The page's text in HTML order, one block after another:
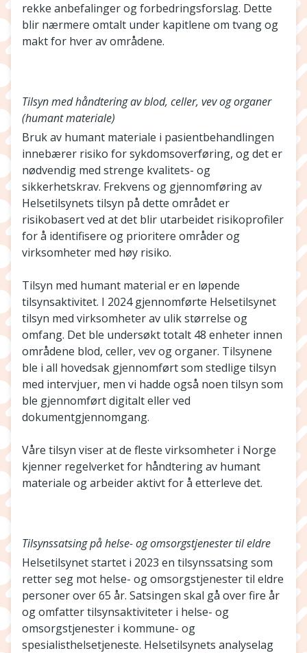
rekke anbefalinger og forbedringsforslag. Dette
blir nærmere omtalt under kapitlene om tvang og
makt for hver av områdene.
Tilsyn med håndtering av blod, celler, vev og organer
(humant materiale)
Bruk av humant materiale i pasientbehandlingen
innebærer risiko for sykdomsoverføring, og det er
nødvendig med strenge kvalitets- og
sikkerhetskrav. Frekvens og gjennomføring av
Helsetilsynets tilsyn på dette området er
risikobasert ved at det blir utarbeidet risikoprofiler
for å identifisere og prioritere områder og
virksomheter med høy risiko.
Tilsyn med humant material er en løpende
tilsynsaktivitet. I 2024 gjennomførte Helsetilsynet
tilsyn med virksomheter av ulik størrelse og
omfang. Det ble undersøkt totalt 48 enheter innen
områdene blod, celler, vev og organer. Tilsynene
ble i all hovedsak gjennomført som stedlige tilsyn
med intervjuer, men vi hadde også noen tilsyn som
ble gjennomført digitalt eller ved
dokumentgjennomgang.
Våre tilsyn viser at de fleste virksomheter i Norge
kjenner regelverket for håndtering av humant
materiale og arbeider aktivt for å etterleve det.
Tilsynssatsing på helse- og omsorgstjenester til eldre
Helsetilsynet startet i 2023 en tilsynssatsing som
retter seg mot helse- og omsorgstjenester til eldre
personer over 65 år. Satsingen skal gå over fire år
og omfatter tilsynsaktiviteter i helse- og
omsorgstjenester i kommune- og
spesialisthelsetjeneste. Helsetilsynets analyselag